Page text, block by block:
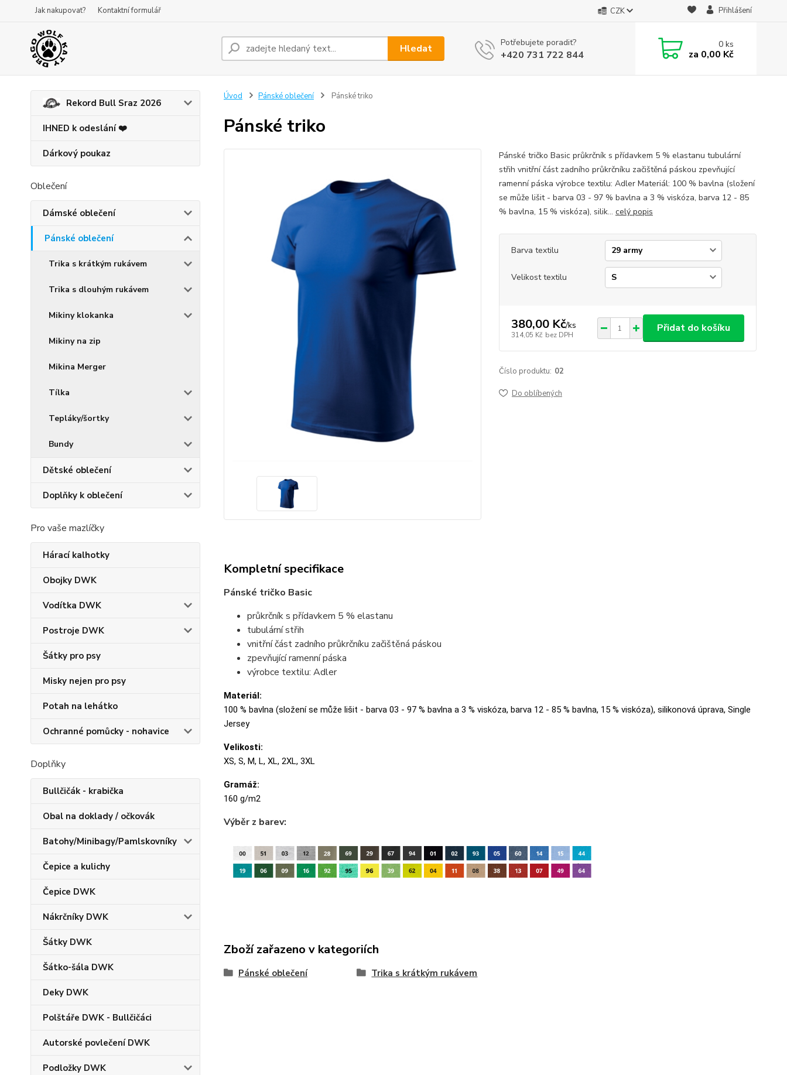
Jak nakupovat? Kontaktní formulář CZK Přihlášení
Hledat Potřebujete poradit?
+420 731 722 844
0ks
za 0,00 Kč
Rekord Bull Sraz 2026
IHNED k odeslání ❤️
Dárkový poukaz
Oblečení
Dámské oblečení
Pánské oblečení
Trika s krátkým rukávem
Trika s dlouhým rukávem
Mikiny klokanka
Mikiny na zip
Mikina Merger
Tílka
Tepláky/šortky
Bundy
Dětské oblečení
Doplňky k oblečení
Pro vaše mazlíčky
Hárací kalhotky
Obojky DWK
Vodítka DWK
Postroje DWK
Šátky pro psy
Misky nejen pro psy
Potah na lehátko
Ochranné pomůcky - nohavice
Doplňky
Bullčičák - krabička
Obal na doklady / očkovák
Batohy/Minibagy/Pamlskovníky
Čepice a kulichy
Čepice DWK
Nákrčníky DWK
Šátky DWK
Šátko-šála DWK
Deky DWK
Polštáře DWK - Bullčičáci
Autorské povlečení DWK
Podložky DWK
Úvod Pánské oblečení Pánské triko
Pánské triko
Pánské tričko Basic průkrčník s přídavkem 5 % elastanu tubulární
střih vnitřní část zadního průkrčníku začištěná páskou zpevňující
ramenní páska výrobce textilu: Adler Materiál: 100 % bavlna (složení
se může lišit - barva 03 - 97 % bavlna a 3 % viskóza, barva 12 - 85
% bavlna, 15 % viskóza), silik... celý popis
Barva textilu
Velikost textilu
380,00 Kč/ks
314,05 Kč bez DPH
Přidat do košíku
Číslo produktu: 02
Do oblíbených
Kompletní specifikace
Pánské tričko Basic
průkrčník s přídavkem 5 % elastanu
tubulární střih
vnitřní část zadního průkrčníku začištěná páskou
zpevňující ramenní páska
výrobce textilu: Adler
Materiál:
100 % bavlna (složení se může lišit - barva 03 - 97 % bavlna a 3 % viskóza, barva 12 - 85 % bavlna, 15 % viskóza), silikonová úprava, Single
Jersey
Velikosti:
XS, S, M, L, XL, 2XL, 3XL
Gramáž:
160 g/m2
Výběr z barev:
Zboží zařazeno v kategoriích
Pánské oblečení Trika s krátkým rukávem